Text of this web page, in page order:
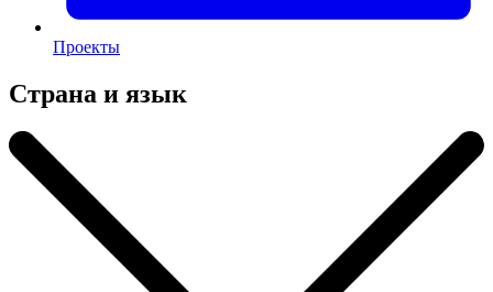
Проекты
Страна и язык